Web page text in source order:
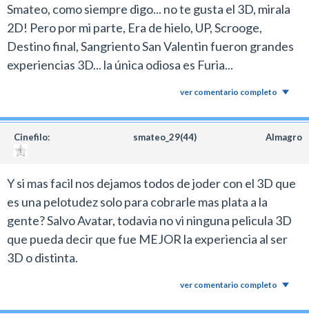
Smateo, como siempre digo... no te gusta el 3D, mirala
2D! Pero por mi parte, Era de hielo, UP, Scrooge,
Destino final, Sangriento San Valentin fueron grandes
experiencias 3D... la única odiosa es Furia...
ver comentario completo
Cinefilo: smateo_29(44) Almagro
Y si mas facil nos dejamos todos de joder con el 3D que
es una pelotudez solo para cobrarle mas plata a la
gente? Salvo Avatar, todavia no vi ninguna pelicula 3D
que pueda decir que fue MEJOR la experiencia al ser
3D o distinta.
ver comentario completo